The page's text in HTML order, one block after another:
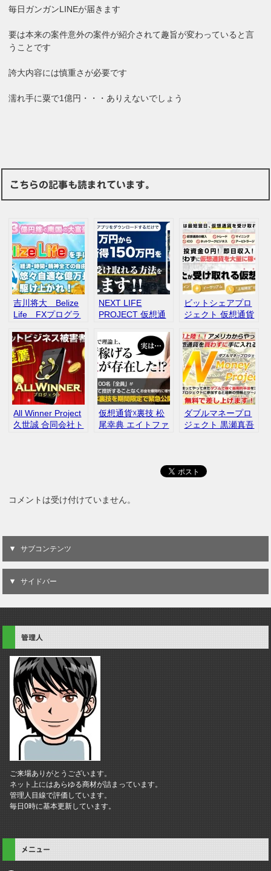
毎日ガンガンLINEが届きます
要は本来の案件意外の案件が紹介されて趣旨が変わっていると言
うことです
誇大内容には慎重さが必要です
濡れ手に粟で1億円・・・ありえないでしょう
こちらの記事も読まれています。
吉川将大 Belize
Life FXプログラ
NEXT LIFE
PROJECT 仮想通
社RID 評判
ビットシェアプロ
ジェクト 仮想通貨
チアフィリエイト
センター
All Winner Project
久世誠 合同会社ト
仮想通貨☓裏技 松
尾幸典 エイトファ
ダブルマネープロ
ジェクト 黒瀬真吾
コメントは受け付けていません。
サブコンテンツ
サイドバー
管理人
ご来場ありがとうございます。
ネット上にはあらゆる商材が詰まっています。
管理人目線で評価しています。
毎日0時に基本更新しています。
メニュー